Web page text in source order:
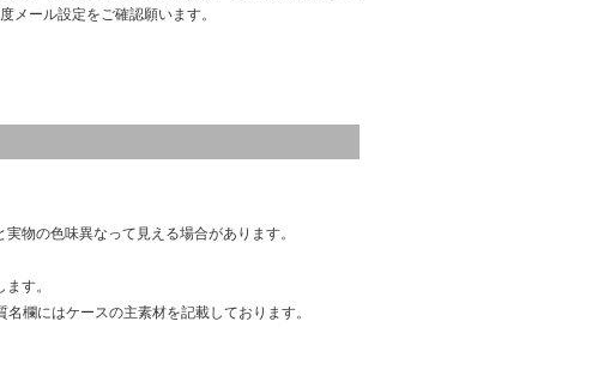
メール設定をご確認願います。
物の色味異なって見える場合があります。
す。
欄にはケースの主素材を記載しております。